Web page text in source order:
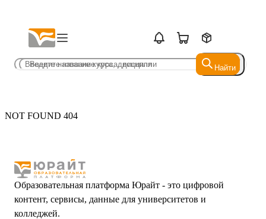
Найти
Найти
NOT FOUND 404
Образовательная платформа Юрайт - это цифровой
контент, сервисы, данные для университетов и
колледжей.